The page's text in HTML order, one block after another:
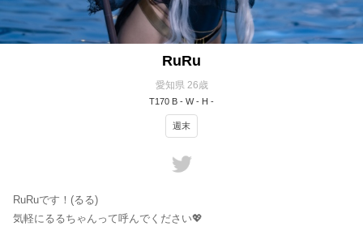
RuRu
愛知県 26歳
T170 B - W - H -
週末
RuRuです！(るる)
気軽にるるちゃんって呼んでください💖